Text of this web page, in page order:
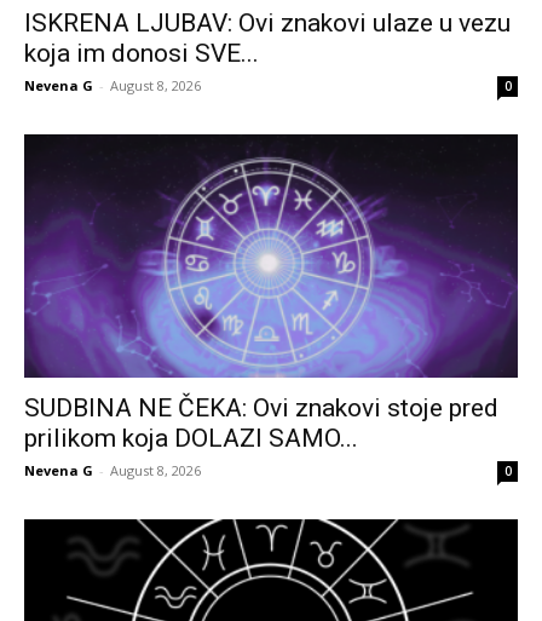
ISKRENA LJUBAV: Ovi znakovi ulaze u vezu
koja im donosi SVE...
Nevena G - August 8, 2026 0
SUDBINA NE ČEKA: Ovi znakovi stoje pred
prilikom koja DOLAZI SAMO...
Nevena G - August 8, 2026 0